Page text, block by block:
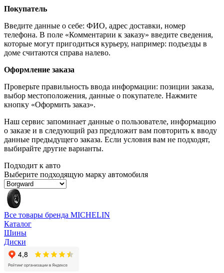
Покупатель
Введите данные о себе: ФИО, адрес доставки, номер
телефона. В поле «Комментарии к заказу» введите сведения,
которые могут пригодиться курьеру, например: подъезды в
доме считаются справа налево.
Оформление заказа
Проверьте правильность ввода информации: позиции заказа,
выбор местоположения, данные о покупателе. Нажмите
кнопку «Оформить заказ».
Наш сервис запоминает данные о пользователе, информацию
о заказе и в следующий раз предложит вам повторить к вводу
данные предыдущего заказа. Если условия вам не подходят,
выбирайте другие варианты.
Подходит к авто
Выберите подходящую марку автомобиля
Все товары бренда MICHELIN
Каталог
Шины
Диски